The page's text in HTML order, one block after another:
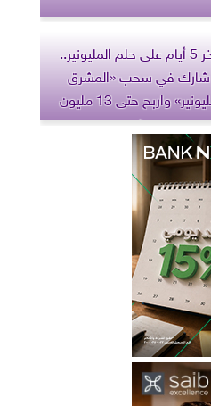
آخر 5 أيام على حلم المليونير..
شارك في سحب «المشرق
مليونير» واربح حتى 13 مليون
جنيه